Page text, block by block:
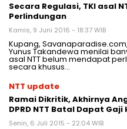
Secara Regulasi, TKI asal
Perlindungan
Kamis, 9 Juni 2016 - 18:37 WIB
Kupang,
Yunus Takandewa menilai
asal NTT belum mendapat
secara khusus…
NTT update
Ramai Dikritik, Akhirnya
DPRD NTT Batal Dapat Gaji
Senin, 6 Juli 2015 - 22:04 WIB